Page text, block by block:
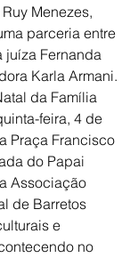
Menezes,
parceria entre
juíza Fernanda
Karla Armani.
da Família
feira, 4 de
Praça Francisco
do Papai
Associação
de Barretos
e
no